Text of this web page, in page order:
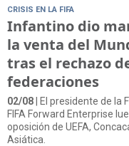
CRISIS EN LA FIFA
Infantino dio
la venta del
tras el rechazo
federaciones
02/08 | El presidente de la
FIFA Forward Enterprise
oposición de UEFA,
Asiática.